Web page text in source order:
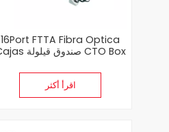
16Port FTTA Fibra Optica
Cajas صندوق قيلولة CTO Box
اقرأ أكثر